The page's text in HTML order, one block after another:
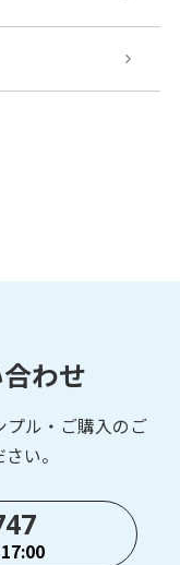
わせ
ル・ご購入の ご
い。